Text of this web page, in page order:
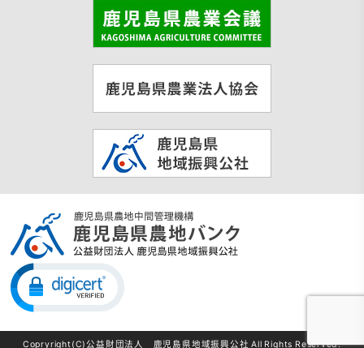
Copryright(C)公益財団法人 鹿児島県地域振興公社 All Rights Reserved.